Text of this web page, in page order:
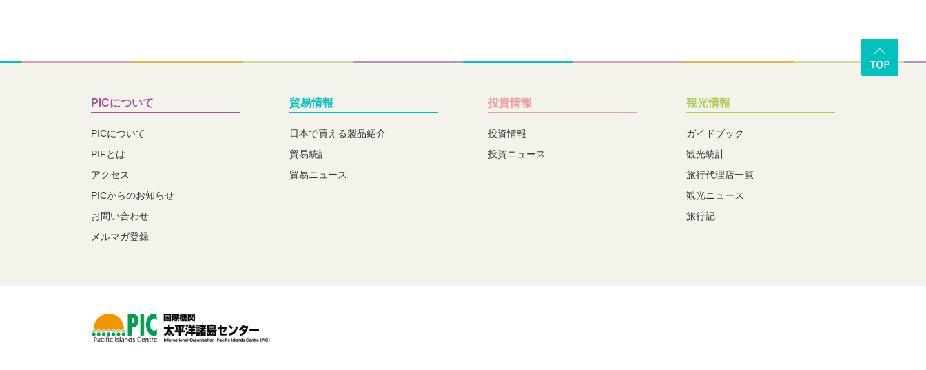
PICについて
PICについて
PIFとは
アクセス
PICからのお知らせ
お問い合わせ
メルマガ登録
貿易情報
日本で買える製品紹介
貿易統計
貿易ニュース
投資情報
投資情報
投資ニュース
観光情報
ガイドブック
観光統計
旅行代理店一覧
観光ニュース
旅行記